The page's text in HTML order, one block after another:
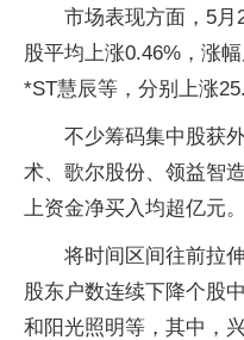
市场表现方面，5月
股平均上涨0.46%，涨
*ST慧辰等，分别上涨
不少筹码集中股获
术、歌尔股份、领益智
上资金净买入均超亿元。
将时间区间往前拉
股东户数连续下降个股
和阳光照明等，其中，